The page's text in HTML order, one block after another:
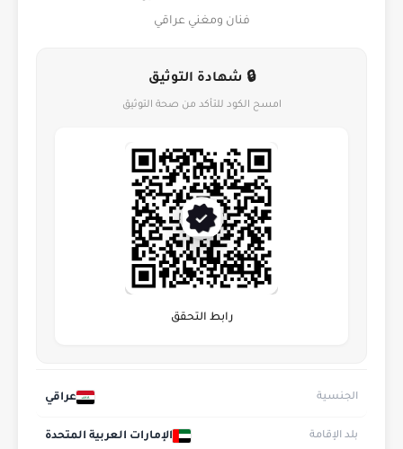
فنان ومغني عراقي
🔒 شهادة التوثيق
امسح الكود للتأكد من صحة التوثيق
رابط التحقق
الجنسية عراقي
بلد الإقامة الإمارات العربية المتحدة